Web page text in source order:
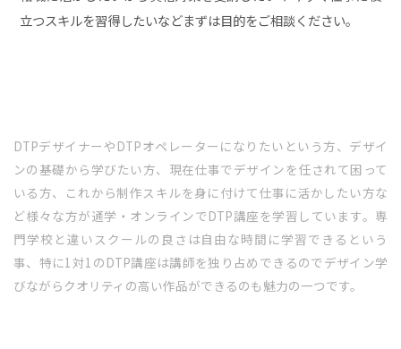
立つスキルを習得したいなどまずは目的をご相談ください。
DTPデザイナーやDTPオペレーターになりたいという方、デザイ
ンの基礎から学びたい方、現在仕事でデザインを任されて困って
いる方、これから制作スキルを身に付けて仕事に活かしたい方な
ど様々な方が通学・オンラインでDTP講座を学習しています。専
門学校と違いスクールの良さは自由な時間に学習できるという
事、特に1対1のDTP講座は講師を独り占めできるのでデザイン学
びながらクオリティの高い作品ができるのも魅力の一つです。